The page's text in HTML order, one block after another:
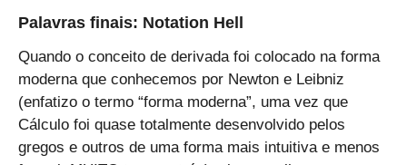
)
\
r
i
g
h
Palavras finais: Notation Hell
Quando o conceito de derivada foi colocado na forma
moderna que conhecemos por Newton e Leibniz
(enfatizo o termo “forma moderna”, uma vez que
Cálculo foi quase totalmente desenvolvido pelos
gregos e outros de uma forma mais intuitiva e menos